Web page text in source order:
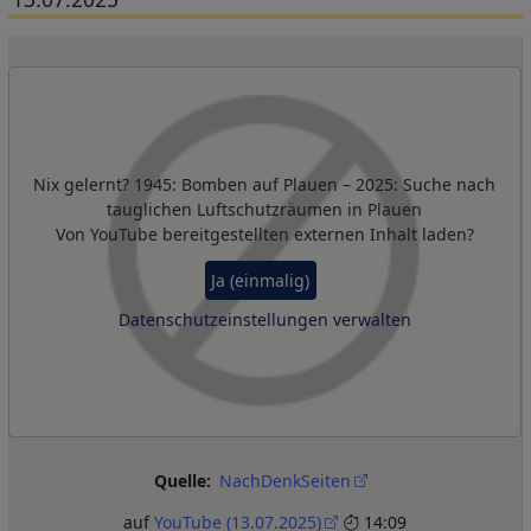
Remote Video URL
Nix gelernt? 1945: Bomben auf Plauen – 2025: Suche nach
tauglichen Luftschutzräumen in Plauen
Von YouTube bereitgestellten externen Inhalt laden?
Ja (einmalig)
Datenschutzeinstellungen verwalten
Quelle
NachDenkSeiten
aufYouTube (13.07.2025) 14:09